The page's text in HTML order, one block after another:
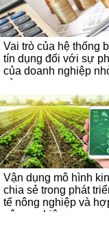
Vai trò của hệ thống
tín dụng đối với sự
của doanh nghiệp
vừa
Vận dụng mô hình
chia sẻ trong phát
tế nông nghiệp và
nông nghiệp